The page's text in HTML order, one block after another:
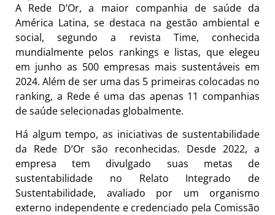
A Rede D’Or, a maior companhia de saúde da
América Latina, se destaca na gestão ambiental e
social, segundo a revista Time, conhecida
mundialmente pelos rankings e listas, que elegeu
em junho as 500 empresas mais sustentáveis em
2024. Além de ser uma das 5 primeiras colocadas no
ranking, a Rede é uma das apenas 11 companhias
de saúde selecionadas globalmente.
Há algum tempo, as iniciativas de sustentabilidade
da Rede D’Or são reconhecidas. Desde 2022, a
empresa tem divulgado suas metas de
sustentabilidade no Relato Integrado de
Sustentabilidade, avaliado por um organismo
externo independente e credenciado pela Comissão